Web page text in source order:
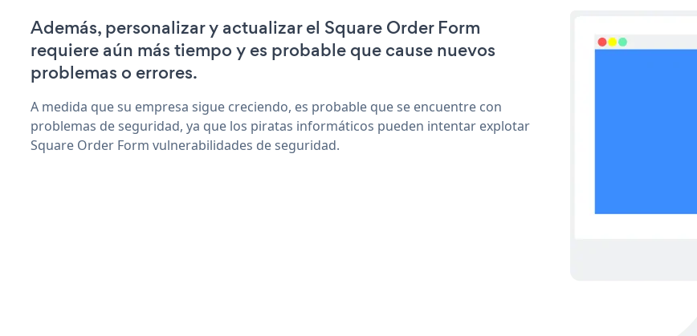
Además, personalizar y actualizar el Square Order Form
requiere aún más tiempo y es probable que cause nuevos
problemas o errores.
A medida que su empresa sigue creciendo, es probable que se encuentre con
problemas de seguridad, ya que los piratas informáticos pueden intentar explotar
Square Order Form vulnerabilidades de seguridad.